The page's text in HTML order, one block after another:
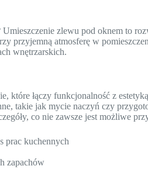
zlewu pod oknem to
przyjemną atmosferę w
wnętrzarskich.
które łączy funkcjonalność z
takie jak mycie naczyń czy
co nie zawsze jest możliwe
prac kuchennych
zapachów